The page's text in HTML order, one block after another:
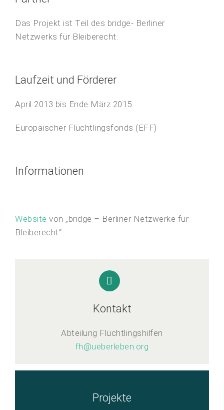
Das Projekt ist Teil des bridge- Berliner
Netzwerks für Bleiberecht.
Laufzeit und Förderer
April 2013 bis Ende März 2015
Europäischer Flüchtlingsfonds (EFF)
Informationen
Website von „bridge – Berliner Netzwerke für
Bleiberecht“
Kontakt
Abteilung Flüchtlingshilfen
fh@ueberleben.org
Projekte